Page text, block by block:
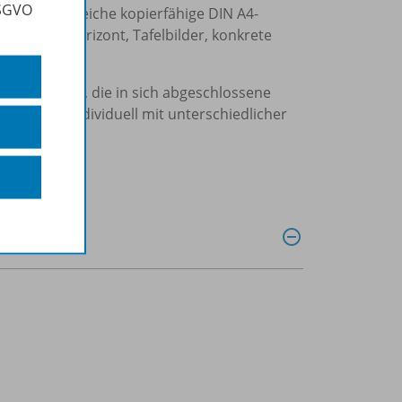
B.: zahlreiche kopierfähige DIN A4-
Tafelbilder, konkrete
, die in sich abgeschlossene
individuell mit unterschiedlicher